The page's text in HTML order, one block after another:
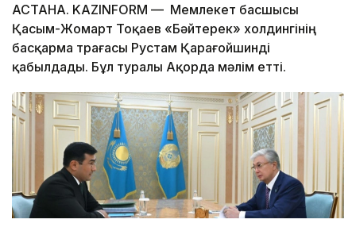
АСТАНА. KAZINFORM — Мемлекет басшысы
Қасым-Жомарт Тоқаев «Бәйтерек» холдингінің
басқарма төрағасы Рустам Қарағойшинді
қабылдады. Бұл туралы Ақорда мәлім етті.